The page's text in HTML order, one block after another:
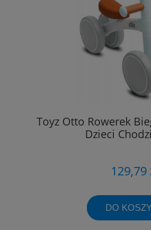
Toyz Otto Rowerek
Dzieci
129,79
DO